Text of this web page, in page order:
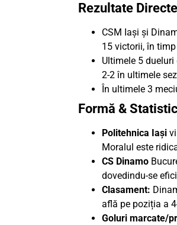
Rezultate
CSM Iași și
15 victorii, în
Ultimele 5
2-2 în ultimele
În ultimele 3
Formă &
Politehnica Iași
Moralul este
CS Dinamo
dovedindu-se
Clasament:
află pe poziția a
Goluri marcate/